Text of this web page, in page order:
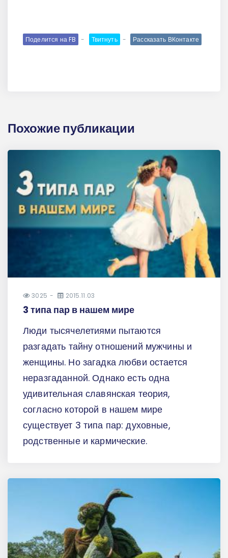
Поделится на FB Твитнуть Рассказать ВКонтакте
Похожие публикации
3025 2015.11.03
3 типа пар в нашем мире
Люди тысячелетиями пытаются
разгадать тайну отношений мужчины и
женщины. Но загадка любви остается
неразгаданной. Однако есть одна
удивительная славянская теория,
согласно которой в нашем мире
существует 3 типа пар: духовные,
родственные и кармические.